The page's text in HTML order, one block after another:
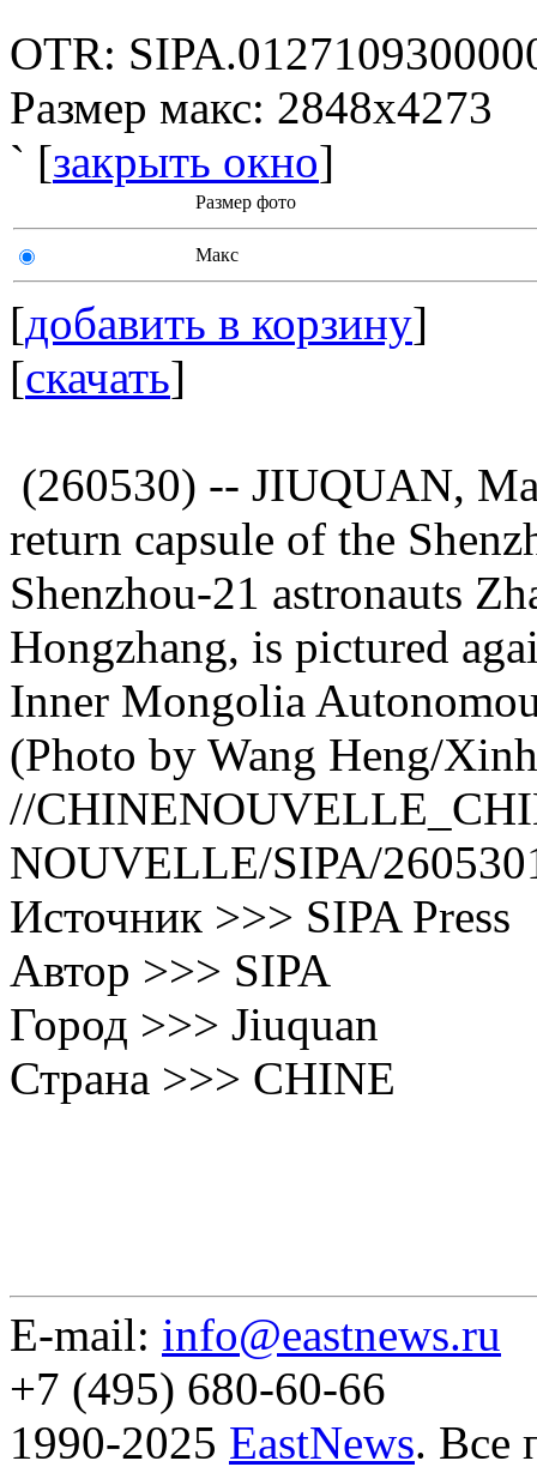
OTR:
Размер макс: 2848x4273
` [закрыть окно]
Размер фото
Макс
[добавить в корзину]
[скачать]
(260530) -- JIUQUAN,
return capsule of the
Shenzhou-21 astronauts
Hongzhang, is pictured
Inner Mongolia
(Photo by Wang Heng/
//
NOUVELLE/SIPA/
Источник >>> SIPA Press
Автор >>> SIPA
Город >>> Jiuquan
Страна >>> CHINE
E-mail: info@eastnews.ru
+7 (495) 680-60-66
1990-2025 EastNews. Все